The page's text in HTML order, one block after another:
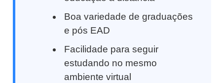
Boa variedade de graduações
e pós EAD
Facilidade para seguir
estudando no mesmo
ambiente virtual